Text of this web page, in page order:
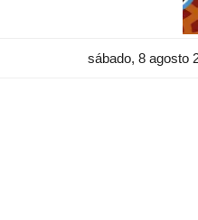
sábado, 8 agosto